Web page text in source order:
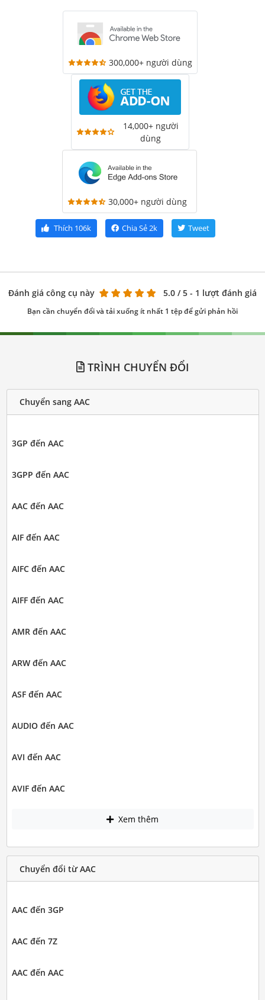
300,000+ người dùng
14,000+ người
dùng
30,000+ người dùng
Thích 106k Chia Sẻ2k Tweet
Đánh giá công cụ này 5.0 / 5 - 1 lượt đánh giá
Bạn cần chuyển đổi và tải xuống ít nhất 1 tệp để gửi phản hồi
TRÌNH CHUYỂN ĐỔI
Chuyển sang AAC
3GP đến AAC
3GPP đến AAC
AAC đến AAC
AIF đến AAC
AIFC đến AAC
AIFF đến AAC
AMR đến AAC
ARW đến AAC
ASF đến AAC
AUDIO đến AAC
AVI đến AAC
AVIF đến AAC
Xem thêm
Chuyển đổi từ AAC
AAC đến 3GP
AAC đến 7Z
AAC đến AAC